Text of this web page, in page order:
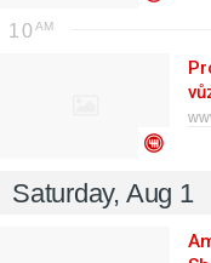
10
Saturday, Aug 1